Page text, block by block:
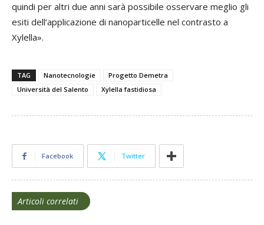
quindi per altri due anni sarà possibile osservare meglio gli
esiti dell’applicazione di nanoparticelle nel contrasto a
Xylella».
TAG Nanotecnologie
Progetto Demetra
Università del Salento
Xylella fastidiosa
Facebook Twitter
Articoli correlati